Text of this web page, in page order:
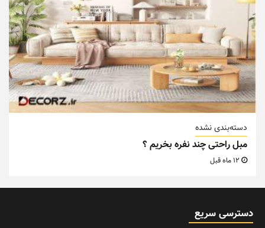
دسته‌بندی نشده
مبل راحتی چند نفره بخریم ؟
دسترسی سریع